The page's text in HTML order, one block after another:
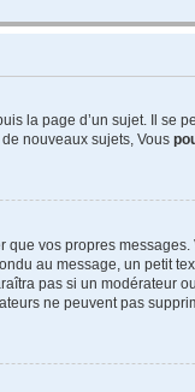
la page d’un sujet. Il se
nouveaux sujets, Vous
vos propres
au message, un petit
pas si un
ne peuvent pas